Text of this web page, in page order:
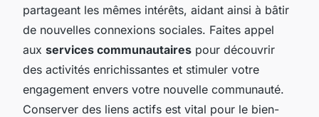
partageant les mêmes intérêts, aidant ainsi à bâtir
de nouvelles connexions sociales. Faites appel
aux services communautaires pour découvrir
des activités enrichissantes et stimuler votre
engagement envers votre nouvelle communauté.
Conserver des liens actifs est vital pour le bien-